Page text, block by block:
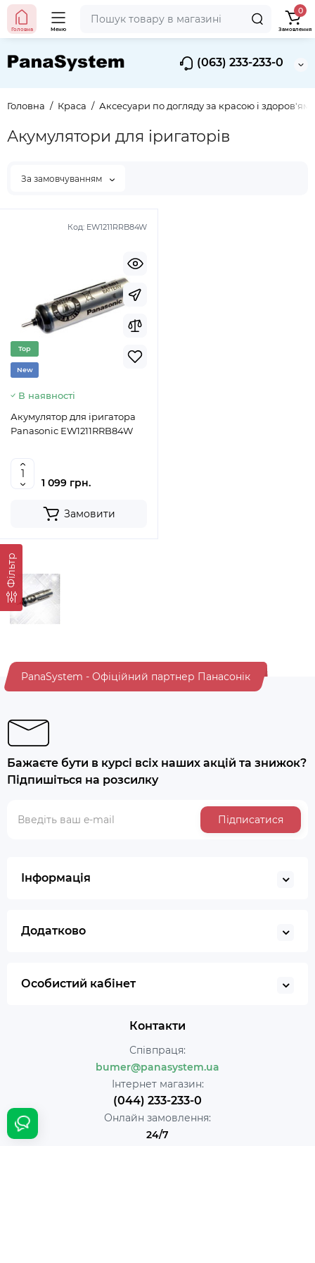
(063) 233-233-0
Головна Меню
0
Замовлення
Головна Краса Аксесуари по догляду за красою і здоров'ям
Фільтр
Акумулятори для іригаторів
За замовчуванням
Код: EW1211RRB84W
Top
New
В наявності
Акумулятор для іригатора
Panasonic EW1211RRB84W
1 099 грн.
Замовити
PanaSystem - Офіційний партнер Панасонік
Бажаєте бути в курсі всіх наших акцій та знижок?
Підпишіться на розсилку
Підписатися
Інформація
Додатково
Особистий кабінет
Контакти
Співпраця:
bumer@panasystem.ua
Інтернет магазин:
(044) 233-233-0
Онлайн замовлення:
24/7